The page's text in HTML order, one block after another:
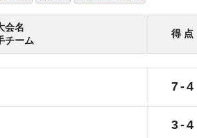
会名
チーム
得 点
7-4
3-4